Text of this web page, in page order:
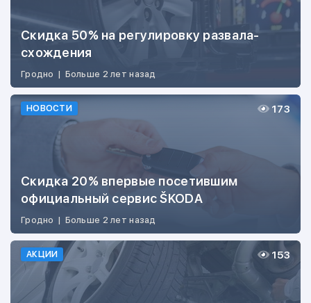
Скидка 50% на регулировку развала-
схождения
Гродно | Больше 2 лет назад
НОВОСТИ
Скидка 20% впервые посетившим
официальный сервис ŠKODA
Гродно | Больше 2 лет назад
173
АКЦИИ 153